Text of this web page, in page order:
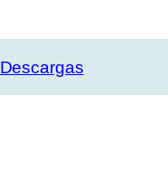
Descargas